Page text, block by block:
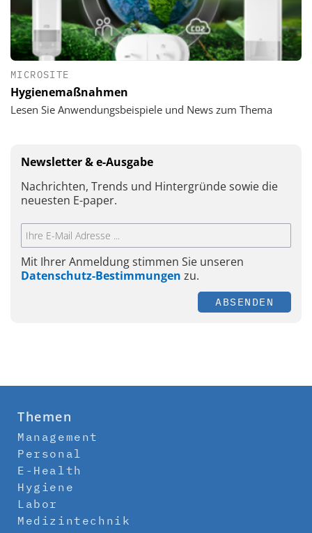
MICROSITE
Hygienemaßnahmen
Lesen Sie Anwendungsbeispiele und News zum Thema
Newsletter & e-Ausgabe
Nachrichten, Trends und Hintergründe sowie die
neuesten E-paper.
Mit Ihrer Anmeldung stimmen Sie unseren
Datenschutz-Bestimmungen zu.
ABSENDEN
Themen
Management
Personal
E-Health
Hygiene
Labor
Medizintechnik